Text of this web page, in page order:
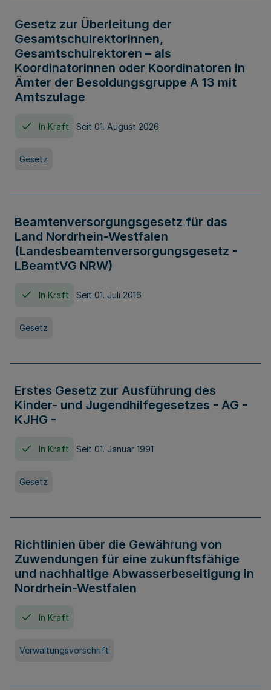
Gesetz zur Überleitung der
Gesamtschulrektorinnen,
Gesamtschulrektoren – als
Koordinatorinnen oder Koordinatoren in
Ämter der Besoldungsgruppe A 13 mit
Amtszulage
In Kraft Seit 01. August 2026
Gesetz
Beamtenversorgungsgesetz für das
Land Nordrhein-Westfalen
(Landesbeamtenversorgungsgesetz -
LBeamtVG NRW)
In Kraft Seit 01. Juli 2016
Gesetz
Erstes Gesetz zur Ausführung des
Kinder- und Jugendhilfegesetzes - AG -
KJHG -
In Kraft Seit 01. Januar 1991
Gesetz
Richtlinien über die Gewährung von
Zuwendungen für eine zukunftsfähige
und nachhaltige Abwasserbeseitigung in
Nordrhein-Westfalen
In Kraft
Verwaltungsvorschrift